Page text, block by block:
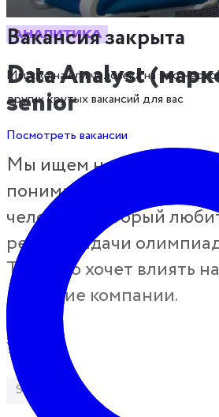
Вакансия закрыта
Мы уже нашли человека на это
других крутых вакансий для вас
Посмотреть вакансии
АНАЛИТИКА
Data Analyst
senior
Мы ищем не просто
понимающего в
человека, который любит
решать задачи
Того, кто хочет влиять
развитие компании.
Уровень
Senior